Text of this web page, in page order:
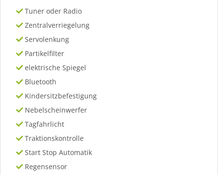
Tuner oder Radio
Zentralverriegelung
Servolenkung
Partikelfilter
elektrische Spiegel
Bluetooth
Kindersitzbefestigung
Nebelscheinwerfer
Tagfahrlicht
Traktionskontrolle
Start Stop Automatik
Regensensor